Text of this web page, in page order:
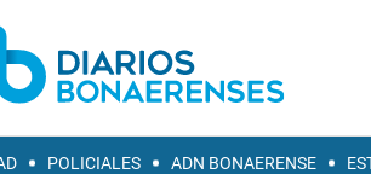
POLICIALES ADN BONAERENSE